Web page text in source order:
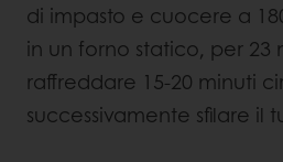
di impasto e cuocere a
in un forno statico, per 23
raffreddare 15-20 minuti
successivamente sfilare il